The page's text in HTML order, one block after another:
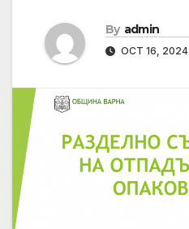
By admin
OCT 16, 2024